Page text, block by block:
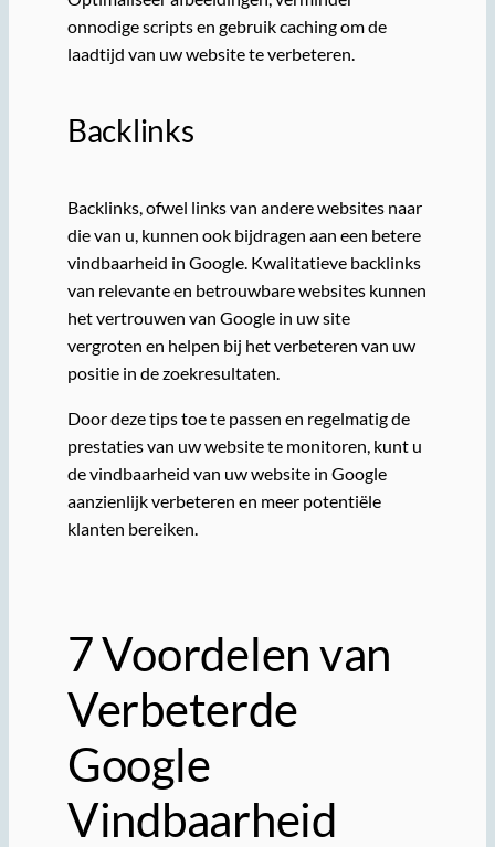
onnodige scripts en gebruik caching om de
laadtijd van uw website te verbeteren.
Backlinks
Backlinks, ofwel links van andere websites naar
die van u, kunnen ook bijdragen aan een betere
vindbaarheid in Google. Kwalitatieve backlinks
van relevante en betrouwbare websites kunnen
het vertrouwen van Google in uw site
vergroten en helpen bij het verbeteren van uw
positie in de zoekresultaten.
Door deze tips toe te passen en regelmatig de
prestaties van uw website te monitoren, kunt u
de vindbaarheid van uw website in Google
aanzienlijk verbeteren en meer potentiële
klanten bereiken.
7 Voordelen van
Verbeterde
Google
Vindbaarheid